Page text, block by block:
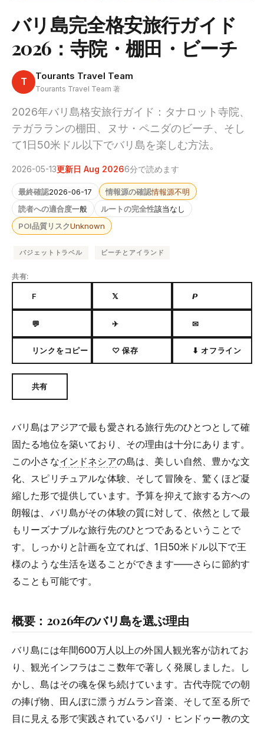
バリ島完全格安旅行ガイド
2026：寺院・棚田・ビーチ
T Tourants Travel Team
Tourants Travel Team 著
2026年バリ島格安旅行ガイド：タナロット寺院、
テガラランの棚田、ヌサ・ペニダのビーチ、そし
て1日50米ドル以下でバリ島を楽しむ方法。
2026-05-13更新日 Aug 20266分で読めます
最終確認2026-06-17 情報源の確認情報源不明
読者への適合度一般 ルートの完全性該当なし
POI品質リスクUnknown
バジェットトラベル ビーチとアイランド
共有:
F 𝕏 𝙋
💬 ✈ ✉
リンクをコピー ♡ 保存 ⬇ オフライン
共有
バリ島はアジアで最も愛される旅行先のひとつとして確
固たる地位を築いており、その理由は十分にあります。
この小さなインドネシアの島は、美しい自然、豊かな文
化、スピリチュアルな体験、そして冒険を、驚くほど凝
縮した形で提供しています。予算を抑えて旅する方への
朗報は、バリ島がその体験の質に対して、依然として最
もリーズナブルな旅行先のひとつであるということで
す。しっかりと計画を立てれば、1日50米ドル以下で王
様のような生活を送ることができます――さらに節約す
ることも可能です。
概要：2026年のバリ島を選ぶ理由
バリ島には年間600万人以上の外国人観光客が訪れてお
り、観光インフラはここ数年で著しく発展しました。し
かし、島はその魂を保ち続けています。古代寺院での朝
の捧げ物、田んぼに漂うガムラン音楽、そして至る所で
目に見える形で実践されているバリ・ヒンドゥー教の文